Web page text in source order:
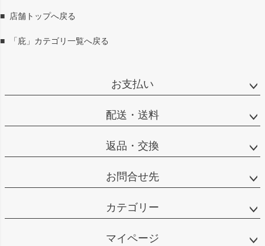
■ 店舗トップへ戻る
■ 「庇」カテゴリ一覧へ戻る
お支払い
配送・送料
返品・交換
お問合せ先
カテゴリー
マイページ